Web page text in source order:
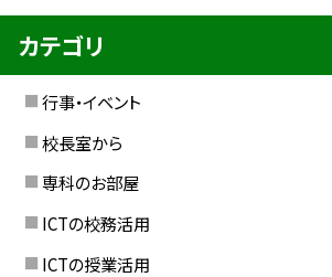
カテゴリ
行事・イベント
校長室から
専科のお部屋
ICTの校務活用
ICTの授業活用